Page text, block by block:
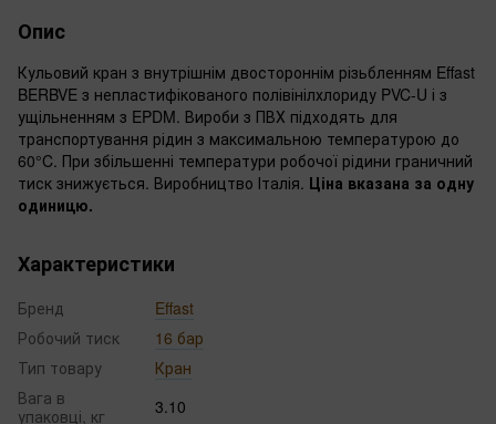
Опис
Кульовий кран з внутрішнім двостороннім різьбленням Effast
BERBVE з непластифікованого полівінілхлориду PVC-U і з
ущільненням з EPDM. Вироби з ПВХ підходять для
транспортування рідин з максимальною температурою до
60°C. При збільшенні температури робочої рідини граничний
тиск знижується. Виробництво Італія. Ціна вказана за одну
одиницю.
Характеристики
Бренд
Effast
Робочий тиск
16 бар
Тип товару
Кран
Вага в
упаковці, кг
3.10